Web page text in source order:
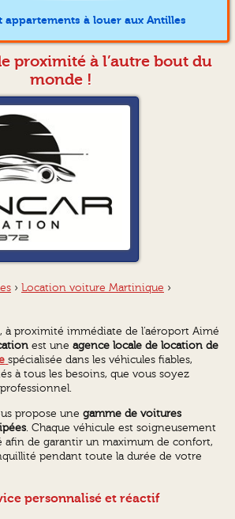
appartements à louer aux Antilles
proximité à l’autre bout du
monde !
› Location voiture Martinique ›
à proximité immédiate de l’aéroport Aimé
est uneagence locale de location de
spécialisée dans les véhicules fiables,
à tous les besoins, que vous soyez
propose unegamme de voitures
. Chaque véhicule est soigneusement
de garantir un maximum de confort,
pendant toute la durée de votre
personnalisé et réactif